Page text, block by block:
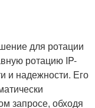
для ротации
ротацию IP-
и надежности. Его
запросе, обходя